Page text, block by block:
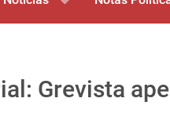
Grevista